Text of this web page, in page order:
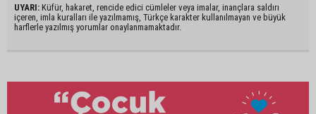
UYARI: Küfür, hakaret, rencide edici cümleler veya imalar, inançlara saldırı
içeren, imla kuralları ile yazılmamış, Türkçe karakter kullanılmayan ve büyük
harflerle yazılmış yorumlar onaylanmamaktadır.